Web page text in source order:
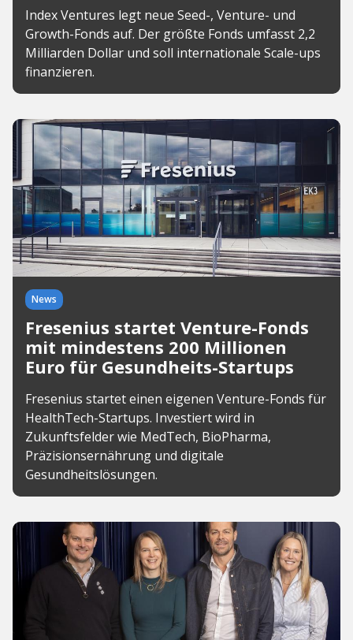
Index Ventures legt neue Seed-, Venture- und
Growth-Fonds auf. Der größte Fonds umfasst 2,2
Milliarden Dollar und soll internationale Scale-ups
finanzieren.
News
Fresenius startet Venture-Fonds
mit mindestens 200 Millionen
Euro für Gesundheits-Startups
Fresenius startet einen eigenen Venture-Fonds für
HealthTech-Startups. Investiert wird in
Zukunftsfelder wie MedTech, BioPharma,
Präzisionsernährung und digitale
Gesundheitslösungen.